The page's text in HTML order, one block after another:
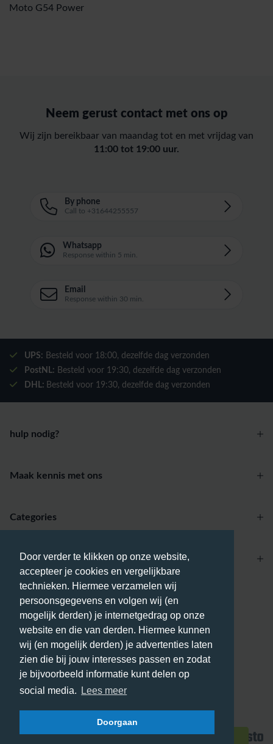
Door verder te klikken op onze website,
accepteer je cookies en vergelijkbare
technieken. Hiermee verzamelen wij
persoonsgegevens en volgen wij (en
mogelijk derden) je internetgedrag op onze
website en die van derden. Hiermee kunnen
wij (en mogelijk derden) je advertenties laten
zien die bij jouw interesses passen en zodat
je bijvoorbeeld informatie kunt delen op
social media.
Lees meer
Doorgaan
Moto G54 Power
Neem gerust contact met ons op
Wij zijn bereikbaar van maandag tot en met vrijdag van
11:00 tot 19:00 uur.
By phone
Call to +31644255557
Whatsapp
Response within 5 min.
Email
Response within 30 min.
UPS: Besteld voor 18:00, dezelfde dag verzonden
PostNL: Besteld voor 19:30, dezelfde dag verzonden
DHL: Besteld voor 19:30, dezelfde dag verzonden
hulp nodig?
Maak kennis met ons
Betaalmethodes
Bezorgmethodes
Categories
Account
© 2026 - Phone City | NL.